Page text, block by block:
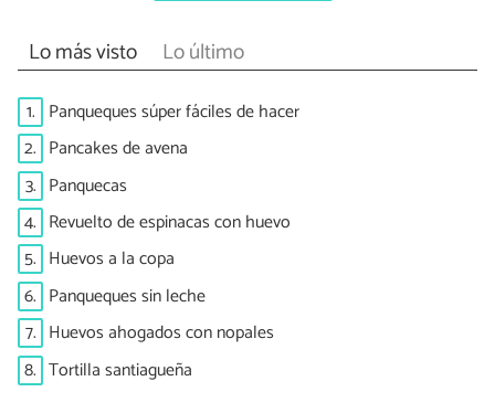
Lo más visto Lo último
1. Panqueques súper fáciles de hacer
2. Pancakes de avena
3. Panquecas
4. Revuelto de espinacas con huevo
5. Huevos a la copa
6. Panqueques sin leche
7. Huevos ahogados con nopales
8. Tortilla santiagueña